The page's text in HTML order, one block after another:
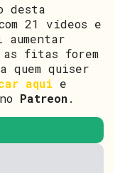
desta
21 vídeos e
aumentar
as fitas forem
quem quiser
aqui e
Patreon.